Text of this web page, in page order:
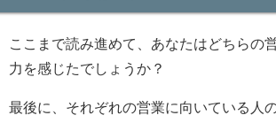
ここまで読み進めて、あなたはどちらの
力を感じたでしょうか？
最後に、それぞれの営業に向いている人